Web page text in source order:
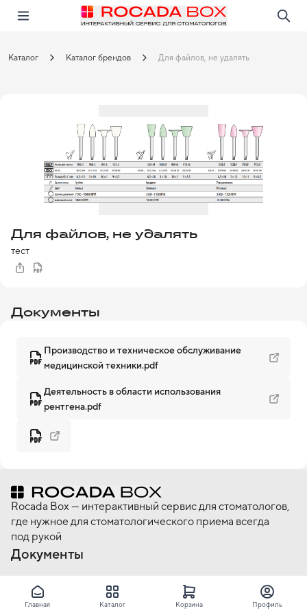
Открыть в приложении!
Каталог Каталог брендов Для файлов, не удалять
Для файлов, не удалять
тест
Документы
Производство и техническое обслуживание
медицинской техники.pdf
Деятельность в области использования
рентгена.pdf
Rocada Box — интерактивный сервис для стоматологов,
где нужное для стоматологического приема всегда
под рукой
Документы
Пользовательское соглашение
Главная Каталог Корзина Профиль